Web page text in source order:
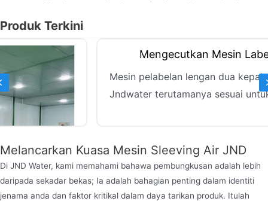
Produk Terkini
Previous
Melancarkan Kuasa Mesin Sleeving Air JND
Di JND Water, kami memahami bahawa pembungkusan adalah lebih
daripada sekadar bekas; Ia adalah bahagian penting dalam identiti
jenama anda dan faktor kritikal dalam daya tarikan produk. Itulah